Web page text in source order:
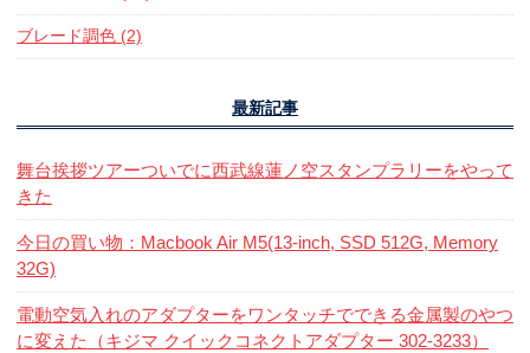
ブレード調色 (2)
最新記事
舞台挨拶ツアーついでに西武線蓮ノ空スタンプラリーをやって
きた
今日の買い物：Macbook Air M5(13-inch, SSD 512G, Memory
32G)
電動空気入れのアダプターをワンタッチでできる金属製のやつ
に変えた（キジマ クイックコネクトアダプター 302-3233）